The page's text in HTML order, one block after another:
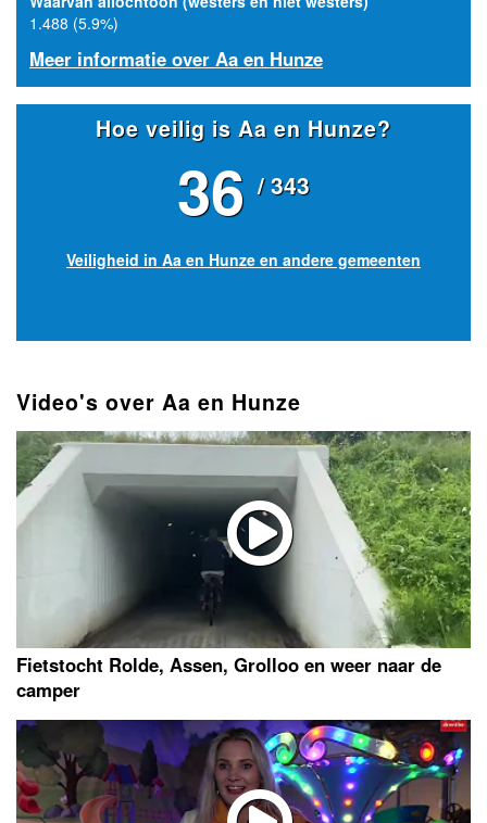
1.488 (5.9%)
Meer informatie over Aa en Hunze
Hoe veilig is Aa en Hunze?
36 / 343
Veiligheid in Aa en Hunze en andere gemeenten
Video's over Aa en Hunze
Fietstocht Rolde, Assen, Grolloo en weer naar de
camper